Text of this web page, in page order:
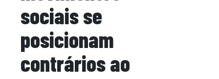
sociais se
posicionam
contrários ao